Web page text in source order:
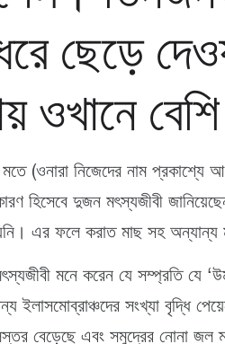
ছেড়ে
ওখানে
মতে (ওনারা নিজেদের নাম
হিসেবে দুজন মৎস্যজীবী
এর ফলে করাত মাছ সহ অন্যান্য
মনে করেন যে সম্প্রতি যে
ইলাসমোব্রাঞ্চদের সংখ্যা বৃদ্ধি
বেড়েছে এবং সমুদ্রের নোনা জল